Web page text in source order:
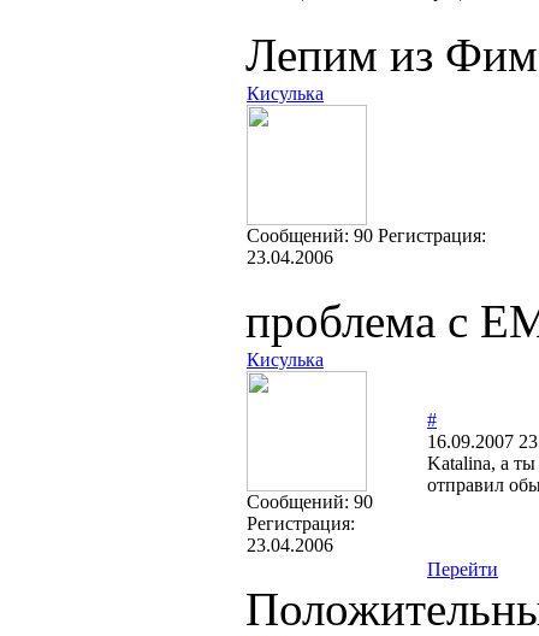
Лепим из
Кисулька
Cообщений: 90 Регистрация:
23.04.2006
проблема с
Кисулька
Cообщений: 90
Регистрация:
23.04.2006
#
16.09.2007
Katalina, а
отправил
Перейти